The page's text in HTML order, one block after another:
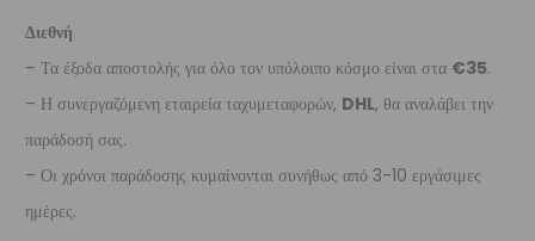
Διεθνή
– Τα έξοδα αποστολής για όλο τον υπόλοιπο κόσμο είναι στα €35.
– Η συνεργαζόμενη εταιρεία ταχυμεταφορών, DHL, θα αναλάβει την
παράδοσή σας.
– Οι χρόνοι παράδοσης κυμαίνονται συνήθως από 3-10 εργάσιμες
ημέρες.